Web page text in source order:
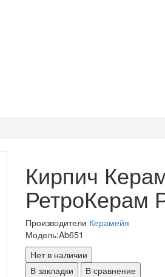
Кирпич
РетроКерам
Производители Керамейя
Модель:Ab651
Нет в наличии
В закладки
В сравнение